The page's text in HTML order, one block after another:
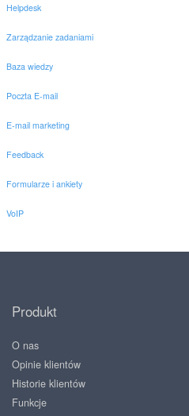
Helpdesk
Zarządzanie zadaniami
Baza wiedzy
Poczta E-mail
E-mail marketing
Feedback
Formularze i ankiety
VoIP
Produkt
O nas
Opinie klientów
Historie klientów
Funkcje